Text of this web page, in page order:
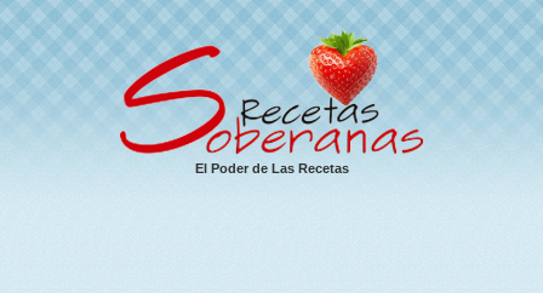
El Poder de Las Recetas